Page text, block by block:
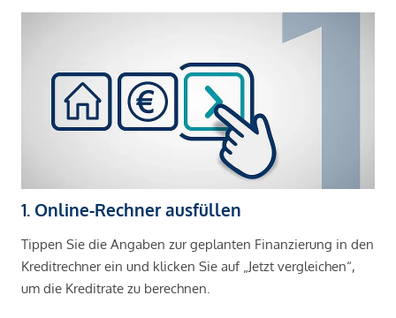
1. Online-Rechner ausfüllen
Tippen Sie die Angaben zur geplanten Finanzierung in den
Kreditrechner ein und klicken Sie auf „Jetzt vergleichen“,
um die Kreditrate zu berechnen.